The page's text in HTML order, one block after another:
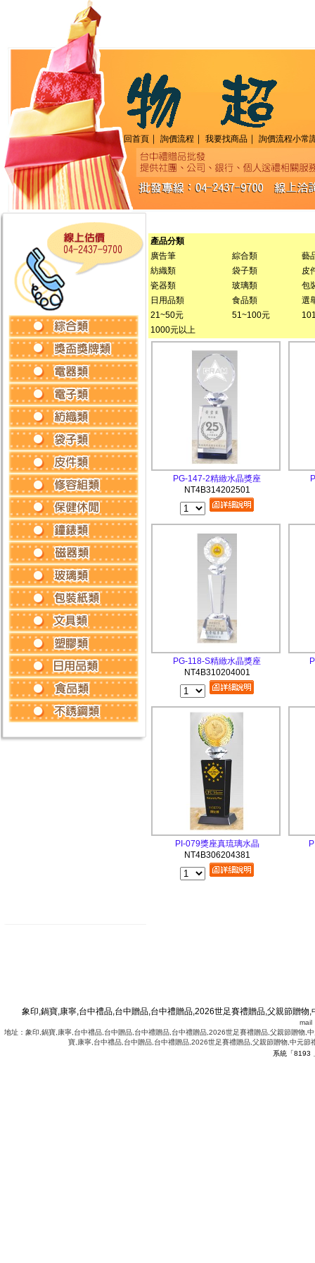
回首頁 ｜ 詢價流程 ｜ 我要找商品 ｜ 詢價流程小常
產品分類
廣告筆
綜合類
藝
紡織類
袋子類
皮
瓷器類
玻璃類
包
日用品類
食品類
選
21~50元
51~100元
1000元以上
PG-147-2精緻水晶獎座
NT4B314202501
PG-118-S精緻水晶獎座
NT4B310204001
PI-079獎座真琉璃水晶
NT4B306204381
象印,鍋寶,康寧,台中禮品,台中贈品,台中禮贈品,2026世足賽禮贈品,父親節贈
mail
地址：象印,鍋寶,康寧,台中禮品,台中贈品,台中禮贈品,台中禮贈品,2026世足賽禮贈品,父親節贈物
寶,康寧,台中禮品,台中贈品,台中禮贈品,2026世足賽禮贈品,父親節贈物,中元
系統「8193